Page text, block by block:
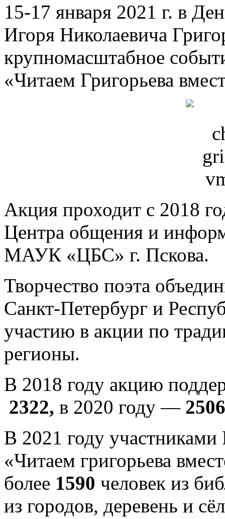
15-17 января 2021 г. в
Игоря Николаевича
крупномасштабное
«Читаем Григорьева
Акция проходит с 2018
Центра общения и
МАУК «ЦБС» г. Пскова.
Творчество поэта
Санкт-Петербург и
участию в акции по
регионы.
В 2018 году акцию
2322, в 2020 году — 2506
В 2021 году
«Читаем григорьева
более 1590 человек из
из городов, деревень и